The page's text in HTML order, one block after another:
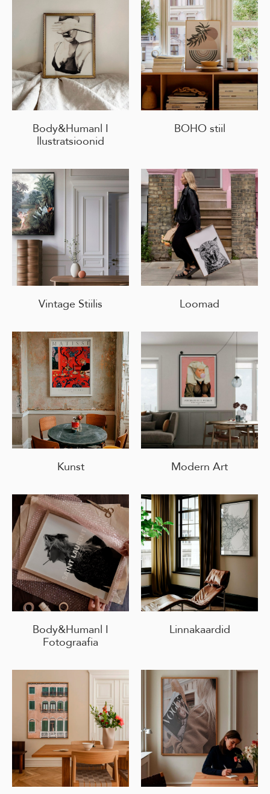
Body&Humanl I
llustratsioonid
BOHO stiil
Vintage Stiilis Loomad
Kunst Modern Art
Body&Humanl I
Fotograafia
Linnakaardid